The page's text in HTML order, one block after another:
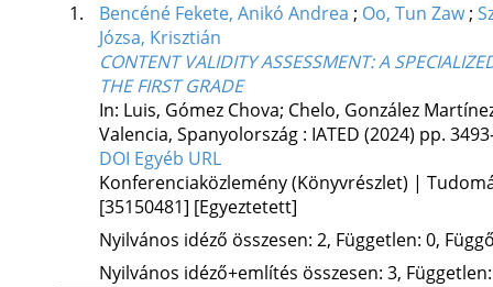
1. Bencéné Fekete, Anikó Andrea ; Oo, Tun Zaw;
Józsa, Krisztián
CONTENT VALIDITY ASSESSMENT: A
THE FIRST GRADE
In: Luis, Gómez Chova; Chelo, González
Valencia, Spanyolország : IATED (2024) pp.
DOI Egyéb URL
Konferenciaközlemény (Könyvrészlet) |
[35150481] [Egyeztetett]
Nyilvános idéző összesen: 2, Független: 0,
Nyilvános idéző+említés összesen: 3,